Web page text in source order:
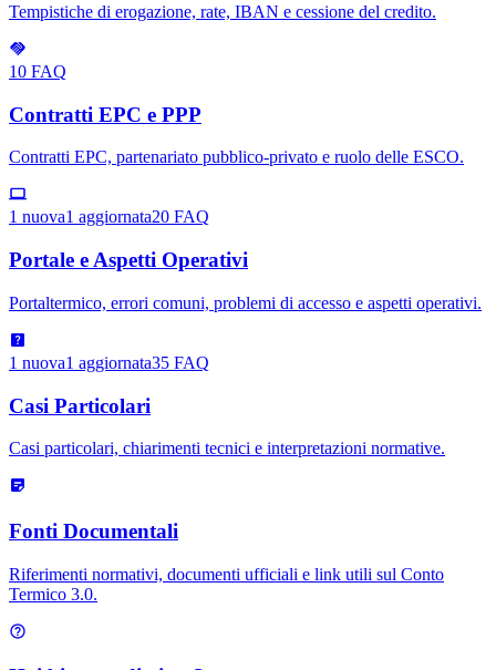
Tempistiche di erogazione, rate, IBAN e cessione del credito.
10 FAQ
Contratti EPC e PPP
Contratti EPC, partenariato pubblico-privato e ruolo delle ESCO.
1 nuova1 aggiornata20 FAQ
Portale e Aspetti Operativi
Portaltermico, errori comuni, problemi di accesso e aspetti operativi.
1 nuova1 aggiornata35 FAQ
Casi Particolari
Casi particolari, chiarimenti tecnici e interpretazioni normative.
Fonti Documentali
Riferimenti normativi, documenti ufficiali e link utili sul Conto
Termico 3.0.